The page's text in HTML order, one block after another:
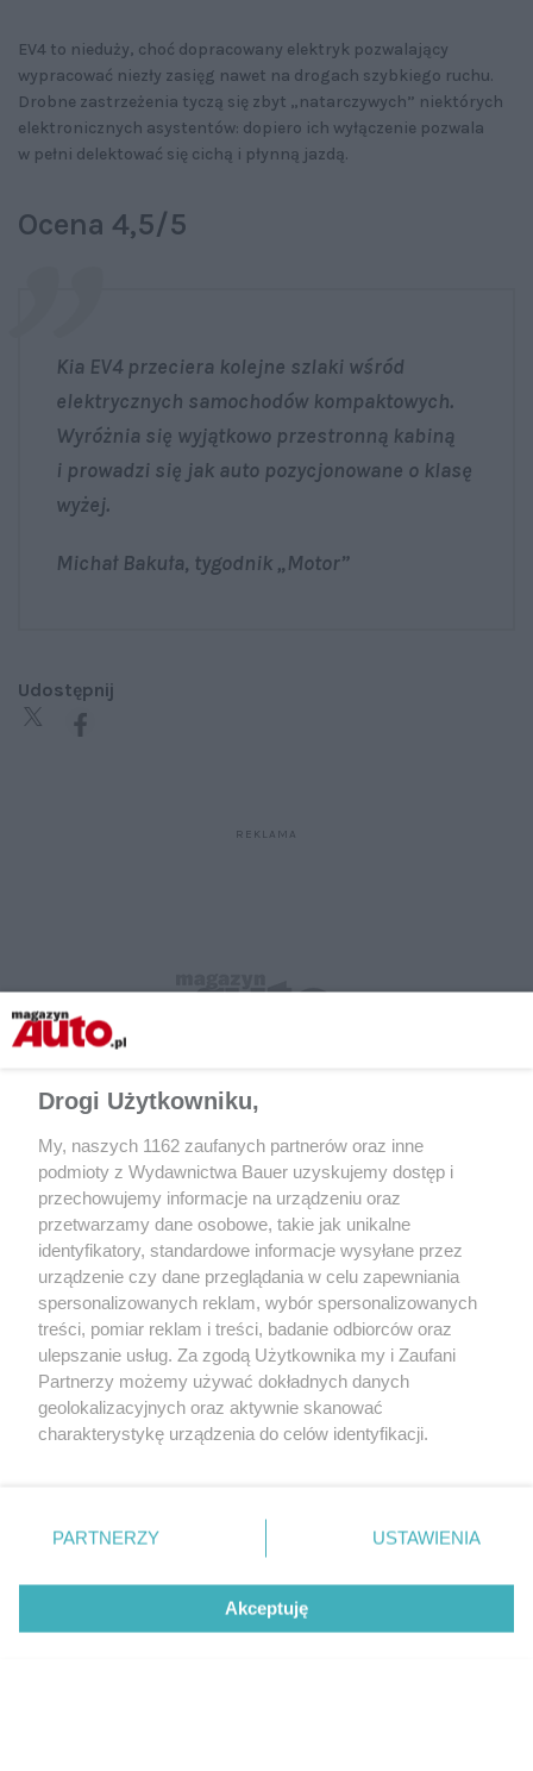
EV4 to nieduży, choć dopracowany elektryk pozwalający
wypracować niezły zasięg nawet na drogach szybkiego ruchu.
Drobne zastrzeżenia tyczą się zbyt „natarczywych” niektórych
elektronicznych asystentów: dopiero ich wyłączenie pozwala
w pełni delektować się cichą i płynną jazdą.
Ocena 4,5/5
Kia EV4 przeciera kolejne szlaki wśród
elektrycznych samochodów kompaktowych.
Wyróżnia się wyjątkowo przestronną kabiną
i prowadzi się jak auto pozycjonowane o klasę
wyżej.
Michał Bakuła, tygodnik „Motor”
Udostępnij
CZYTAJ TAKŻE
NOWOŚCI NOWOŚCI
Drogi Użytkowniku,
My, naszych 1162 zaufanych partnerów oraz inne
podmioty z Wydawnictwa Bauer uzyskujemy dostęp i
przechowujemy informacje na urządzeniu oraz
przetwarzamy dane osobowe, takie jak unikalne
identyfikatory, standardowe informacje wysyłane przez
urządzenie czy dane przeglądania w celu zapewniania
spersonalizowanych reklam, wybór spersonalizowanych
treści, pomiar reklam i treści, badanie odbiorców oraz
ulepszanie usług. Za zgodą Użytkownika my i Zaufani
Partnerzy możemy używać dokładnych danych
geolokalizacyjnych oraz aktywnie skanować
charakterystykę urządzenia do celów identyfikacji.
zmienić/wycofać klikając przycisk ustawień prywatności
znajdujący się w lewym dolnym rogu strony
rodzaje przetwarzania danych nie wymagają zgody
użytkownika, ale masz prawo sprzeciwić się takiemu
PARTNERZY USTAWIENIA
Akceptuję